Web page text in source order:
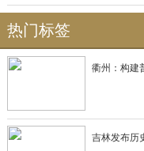
热门标签
衢州：构建
吉林发布历